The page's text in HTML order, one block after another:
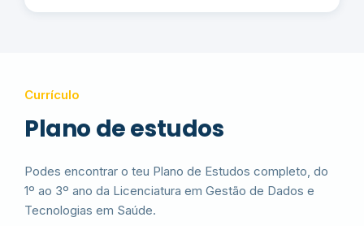
Currículo
Plano de estudos
Podes encontrar o teu Plano de Estudos completo, do
1º ao 3º ano da Licenciatura em Gestão de Dados e
Tecnologias em Saúde.